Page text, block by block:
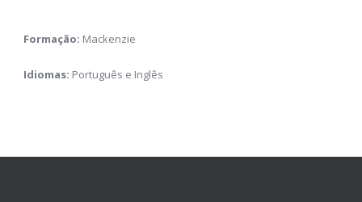
Formação: Mackenzie
Idiomas: Português e Inglês